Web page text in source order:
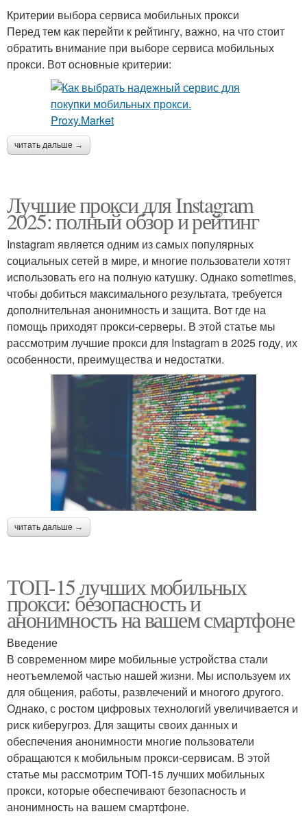
Критерии выбора сервиса мобильных прокси
Перед тем как перейти к рейтингу, важно, на что стоит
обратить внимание при выборе сервиса мобильных
прокси. Вот основные критерии:
читать дальше →
Лучшие прокси для Instagram
2025: полный обзор и рейтинг
Instagram является одним из самых популярных
социальных сетей в мире, и многие пользователи хотят
использовать его на полную катушку. Однако sometimes,
чтобы добиться максимального результата, требуется
дополнительная анонимность и защита. Вот где на
помощь приходят прокси-серверы. В этой статье мы
рассмотрим лучшие прокси для Instagram в 2025 году, их
особенности, преимущества и недостатки.
читать дальше →
ТОП-15 лучших мобильных
прокси: безопасность и
анонимность на вашем смартфоне
Введение
В современном мире мобильные устройства стали
неотъемлемой частью нашей жизни. Мы используем их
для общения, работы, развлечений и многого другого.
Однако, с ростом цифровых технологий увеличивается и
риск киберугроз. Для защиты своих данных и
обеспечения анонимности многие пользователи
обращаются к мобильным прокси-сервисам. В этой
статье мы рассмотрим ТОП-15 лучших мобильных
прокси, которые обеспечивают безопасность и
анонимность на вашем смартфоне.